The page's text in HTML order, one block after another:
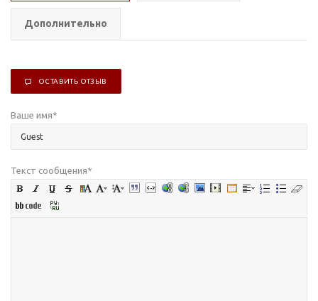
Дополнительно
ОСТАВИТЬ ОТЗЫВ
Ваше имя*
Текст сообщения*